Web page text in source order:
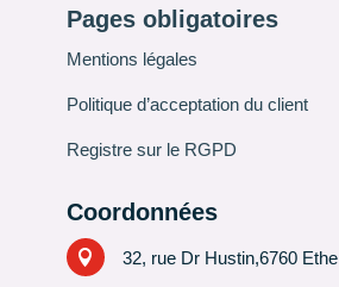
Pages obligatoires
Mentions légales
Politique d’acceptation du client
Registre sur le RGPD
Coordonnées
 32, rue Dr Hustin,6760 Ethe